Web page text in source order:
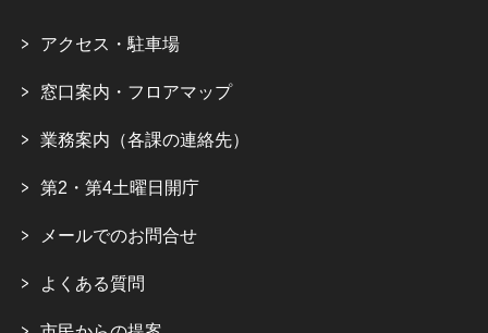
アクセス・駐車場
窓口案内・フロアマップ
業務案内（各課の連絡先）
第2・第4土曜日開庁
メールでのお問合せ
よくある質問